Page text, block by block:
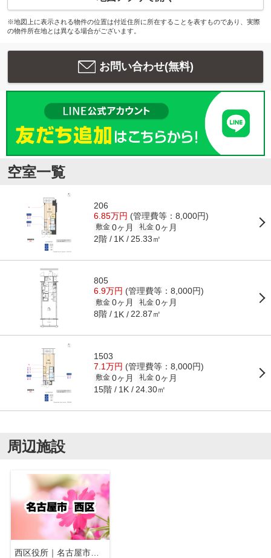
※地図上に表示される物件の位置は付近住所に所在することを表すものであり、実際
の物件所在地とは異なる場合がございます。
お問い合わせ(無料)
空室一覧
206
6.85万円 (管理費等：8,000円)
敷金 0ヶ月 礼金 0ヶ月
2階 1K 25.33㎡
805
6.9万円 (管理費等：8,000円)
敷金 0ヶ月 礼金 0ヶ月
8階 1K 22.87㎡
1503
7.1万円 (管理費等：8,000円)
敷金 0ヶ月 礼金 0ヶ月
15階 1K 24.30㎡
周辺施設
西区役所｜名古屋市西区